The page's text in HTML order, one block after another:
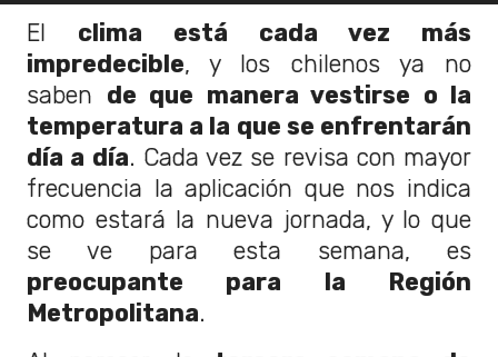
El clima está cada vez más
impredecible, y los chilenos ya no
saben de que manera vestirse o la
temperatura a la que se enfrentarán
día a día. Cada vez se revisa con mayor
frecuencia la aplicación que nos indica
como estará la nueva jornada, y lo que
se ve para esta semana, es
preocupante para la Región
Metropolitana.